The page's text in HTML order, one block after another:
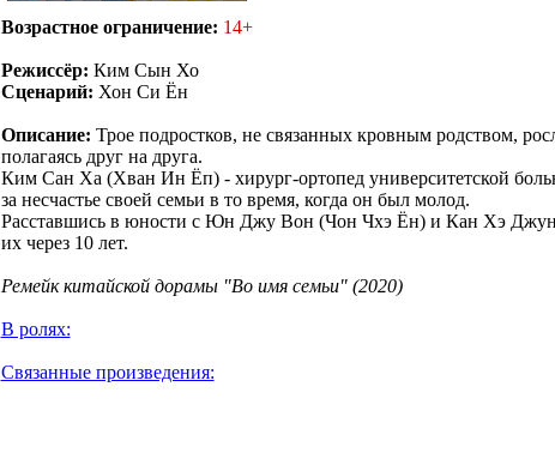
Возрастное ограничение: 14+
Режиссёр: Ким Сын Хо
Сценарий: Хон Си Ён
Описание: Трое подростков, не связанных кровным родством,
полагаясь друг на друга.
Ким Сан Ха (Хван Ин Ёп) - хирург-ортопед университетской
за несчастье своей семьи в то время, когда он был молод.
Расставшись в юности с Юн Джу Вон (Чон Чхэ Ён) и Кан Хэ
их через 10 лет.
Ремейк китайской дорамы "Во имя семьи" (2020)
В ролях:
Связанные произведения: